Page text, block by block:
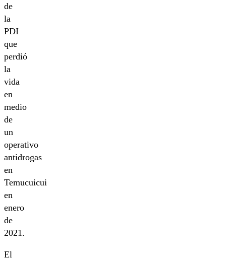
de
la
PDI
que
perdió
la
vida
en
medio
de
un
operativo
antidrogas
en
Temucuicui
en
enero
de
2021.
El